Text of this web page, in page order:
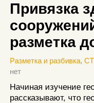
Привязка
разметка
Разметка и разбивка,
нет
Начиная изучение
рассказывают, что